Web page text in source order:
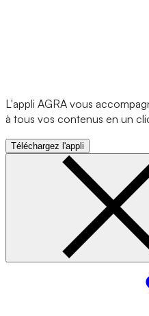
L'appli AGRA vous
à tous vos contenus en un
Téléchargez l'appli